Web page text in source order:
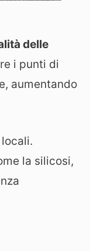
delle
i punti di
aumentando
la silicosi,